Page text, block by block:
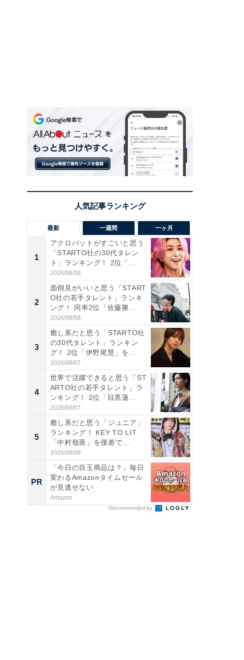
最新 一週間 一ヶ月
1
アクロバットがすごいと思う
「STARTO社の30代タレン
ト」ランキング！ 2位「...
2026/08/08
2
面倒見がいいと思う「START
O社の若手タレント」ランキ
ング！ 同率2位「佐藤勝...
2026/08/08
3
癒し系だと思う「STARTO社
の30代タレント」ランキン
グ！ 2位「伊野尾慧」を...
2026/08/07
4
世界で活躍できると思う「ST
ARTO社の若手タレント」ラ
ンキング！ 2位「目黒蓮...
2026/08/07
5
癒し系だと思う「ジュニア」
ランキング！ KEY TO LIT
「中村嶺亜」を僅差で...
2026/08/08
PR
「今日の目玉商品は？」毎日
変わるAmazonタイムセール
が見逃せない
Amazon
Recommended by